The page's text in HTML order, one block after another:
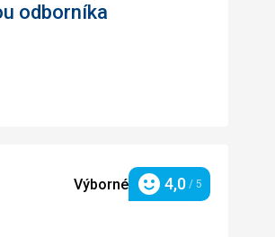
odborníka
Výborné Hodnotenie
4,0 / 5